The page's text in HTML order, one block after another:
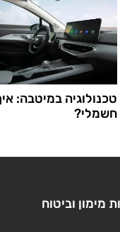
טכנולוגיה במיטבה:
חשמלי?
מימון וביטוח